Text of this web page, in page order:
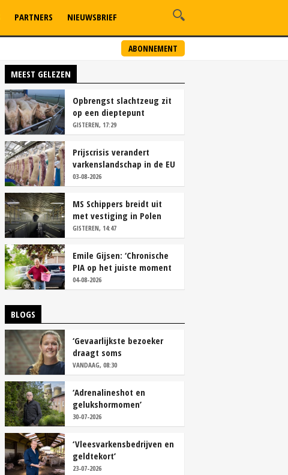
ABONNEMENT
PARTNERS NIEUWSBRIEF
MEEST GELEZEN
Opbrengst slachtzeug zit
op een dieptepunt
GISTEREN, 17:29
Prijscrisis verandert
varkenslandschap in de EU
rap
03-08-2026
MS Schippers breidt uit
met vestiging in Polen
GISTEREN, 14:47
Emile Gijsen: ‘Chronische
PIA op het juiste moment
tackelen’
04-08-2026
BLOGS
‘Gevaarlijkste bezoeker
draagt soms
overschoenen’
VANDAAG, 08:30
‘Adrenalineshot en
gelukshormomen’
30-07-2026
‘Vleesvarkensbedrijven en
geldtekort’
23-07-2026